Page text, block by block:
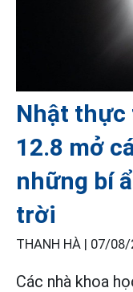
Nhật thực
12.8 mở
những bí
trời
THANH HÀ | 07/08/
Các nhà khoa